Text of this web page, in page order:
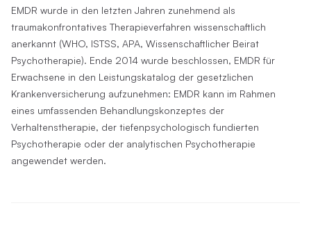
EMDR wurde in den letzten Jahren zunehmend als
traumakonfrontatives Therapieverfahren wissenschaftlich
anerkannt (WHO, ISTSS, APA, Wissenschaftlicher Beirat
Psychotherapie). Ende 2014 wurde beschlossen, EMDR für
Erwachsene in den Leistungskatalog der gesetzlichen
Krankenversicherung aufzunehmen: EMDR kann im Rahmen
eines umfassenden Behandlungskonzeptes der
Verhaltenstherapie, der tiefenpsychologisch fundierten
Psychotherapie oder der analytischen Psychotherapie
angewendet werden.